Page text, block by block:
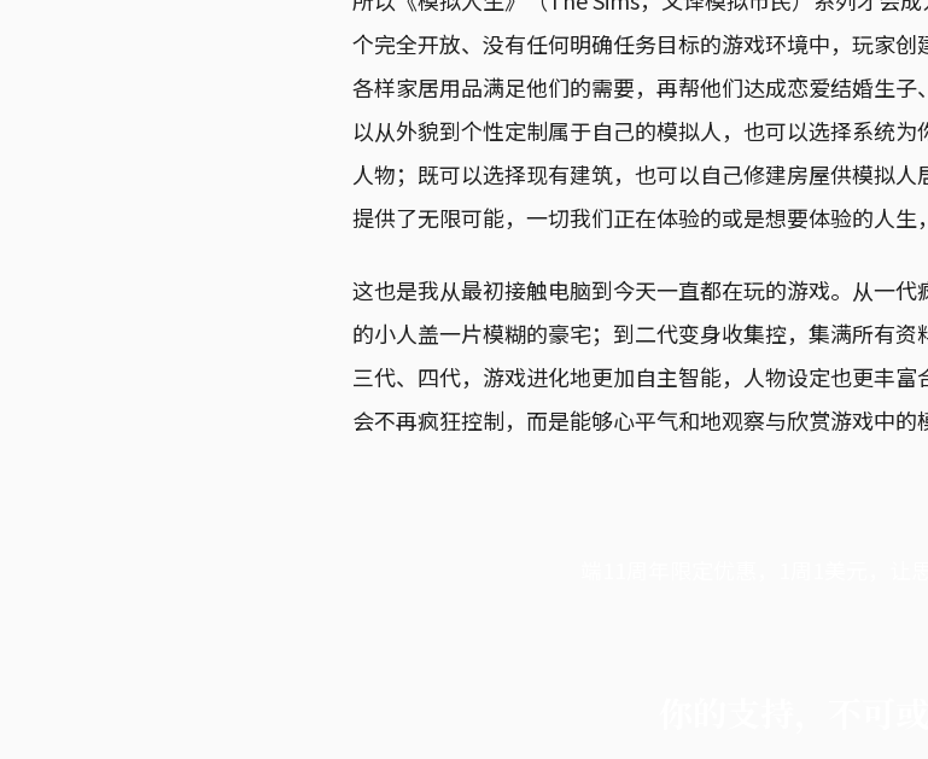
个完全开放、没有任何明确任务目标的游戏环境中，玩家
各样家居用品满足他们的需要，再帮他们达成恋爱结婚生
以从外貌到个性定制属于自己的模拟人，也可以选择系统
人物；既可以选择现有建筑，也可以自己修建房屋供模拟
提供了无限可能，一切我们正在体验的或是想要体验的人生
这也是我从最初接触电脑到今天一直都在玩的游戏。从一
的小人盖一片模糊的豪宅；到二代变身收集控，集满所有
三代、四代，游戏进化地更加自主智能，人物设定也更丰
会不再疯狂控制，而是能够心平气和地观察与欣赏游戏中的